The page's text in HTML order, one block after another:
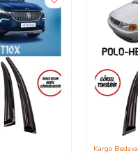
Kargo Bedava